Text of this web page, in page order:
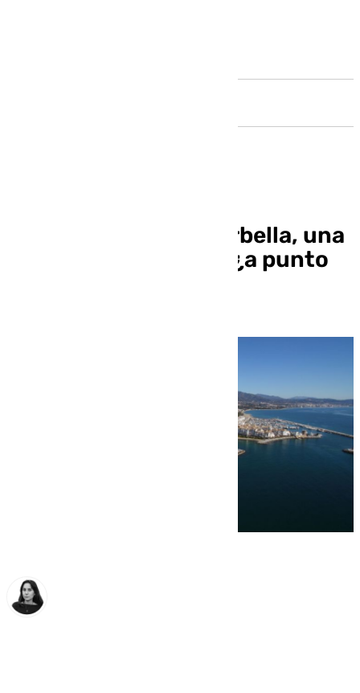
Los espigones de Marbella, una
demanda histórica… ¿a punto